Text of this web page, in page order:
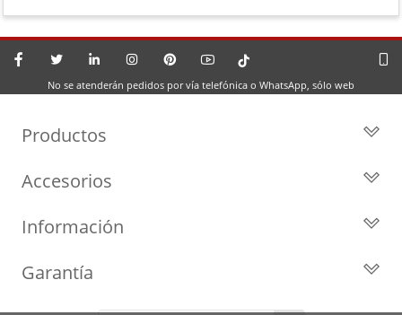
No se atenderán pedidos por vía telefónica o WhatsApp, sólo web
Productos
Turbos por Marca
Cartuchos
Accesorios
Geometrías
Kits de Juntas
Información
Privacidad y Aviso Legal
Preguntas Frecuentes
Garantía